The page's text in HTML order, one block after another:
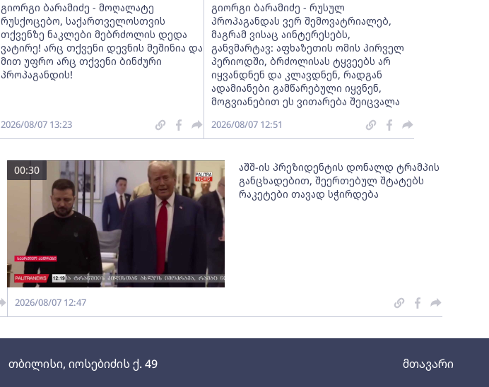
თბილისი, იოსებიძის ქ. 49
მთავარი
გიორგი ბარამიძე - მოღალატე
რუსქოცებო, საქართველოსთვის
თქვენზე ნაკლები მებრძოლის დედა
ვატირე! არც თქვენი დევნის მეშინია და
მით უფრო არც თქვენი ბინძური
პროპაგანდის!
2026/08/07 13:23
გიორგი ბარამიძე - რუსულ
პროპაგანდას ვერ შემოვატრიალებ,
მაგრამ ვისაც აინტერესებს,
განვმარტავ: აფხაზეთის ომის პირველ
პერიოდში, ბრძოლისას ტყვეებს არ
იყვანდნენ და კლავდნენ, რადგან
ადამიანები გამწარებული იყვნენ,
მოგვიანებით ეს ვითარება შეიცვალა
2026/08/07 12:51
აშშ-ის პრეზიდენტის დონალდ ტრამპის
განცხადებით, შეერთებულ შტატებს
რაკეტები თავად სჭირდება
00:30
2026/08/07 12:47